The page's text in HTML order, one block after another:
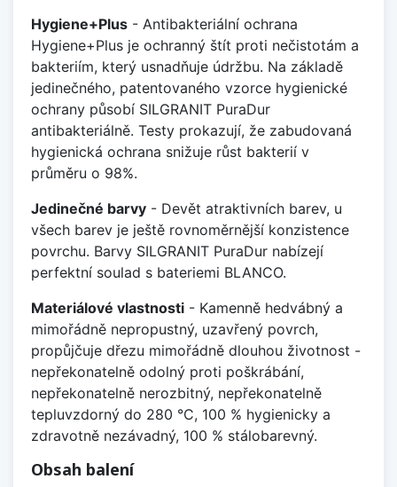
Hygiene+Plus - Antibakteriální ochrana
Hygiene+Plus je ochranný štít proti nečistotám a
bakteriím, který usnadňuje údržbu. Na základě
jedinečného, patentovaného vzorce hygienické
ochrany působí SILGRANIT PuraDur
antibakteriálně. Testy prokazují, že zabudovaná
hygienická ochrana snižuje růst bakterií v
průměru o 98%.
Jedinečné barvy - Devět atraktivních barev, u
všech barev je ještě rovnoměrnější konzistence
povrchu. Barvy SILGRANIT PuraDur nabízejí
perfektní soulad s bateriemi BLANCO.
Materiálové vlastnosti - Kamenně hedvábný a
mimořádně nepropustný, uzavřený povrch,
propůjčuje dřezu mimořádně dlouhou životnost -
nepřekonatelně odolný proti poškrábání,
nepřekonatelně nerozbitný, nepřekonatelně
tepluvzdorný do 280 °C, 100 % hygienicky a
zdravotně nezávadný, 100 % stálobarevný.
Obsah balení